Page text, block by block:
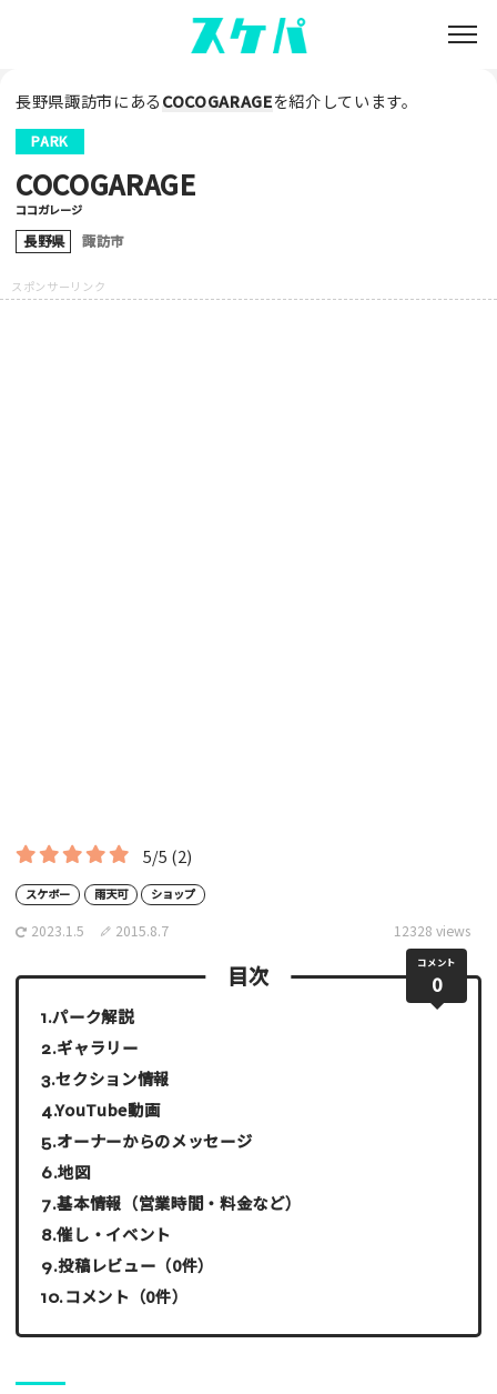
長野県諏訪市にあるCOCOGARAGEを紹介しています。
PARK
COCOGARAGE
ココガレージ
長野県 諏訪市
5/5 (2)
スケボー 雨天可 ショップ
2023.1.5 2015.8.7 12328 views
コメント
0
目次
パーク解説
ギャラリー
セクション情報
YouTube動画
オーナーからのメッセージ
地図
基本情報（営業時間・料金など）
催し・イベント
投稿レビュー（0件）
コメント（0件）